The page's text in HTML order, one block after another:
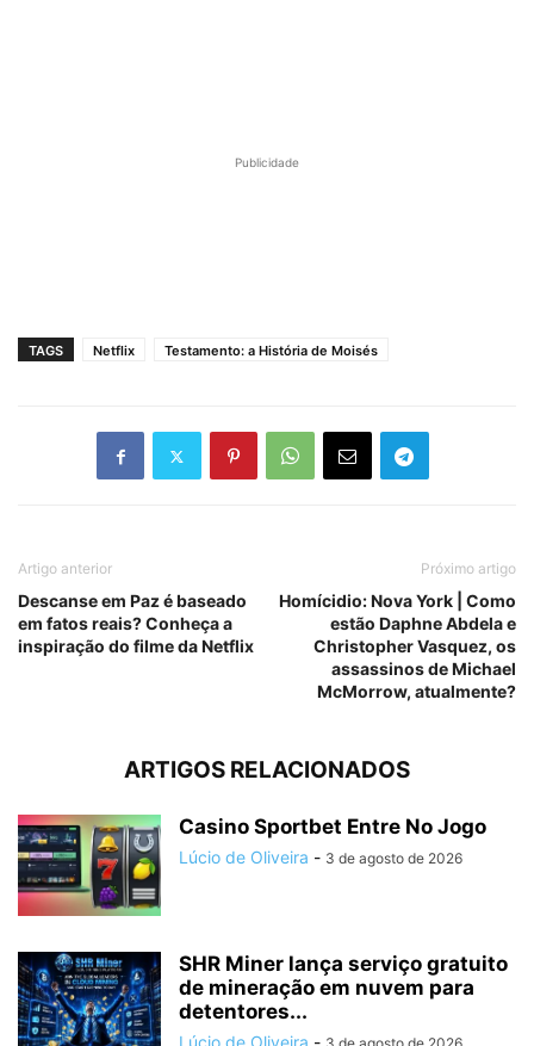
Publicidade
TAGS Netflix Testamento: a História de Moisés
Artigo anterior
Descanse em Paz é baseado
em fatos reais? Conheça a
inspiração do filme da Netflix
Próximo artigo
Homícidio: Nova York | Como
estão Daphne Abdela e
Christopher Vasquez, os
assassinos de Michael
McMorrow, atualmente?
ARTIGOS RELACIONADOS
Casino Sportbet Entre No Jogo
Lúcio de Oliveira - 3 de agosto de 2026
SHR Miner lança serviço gratuito
de mineração em nuvem para
detentores...